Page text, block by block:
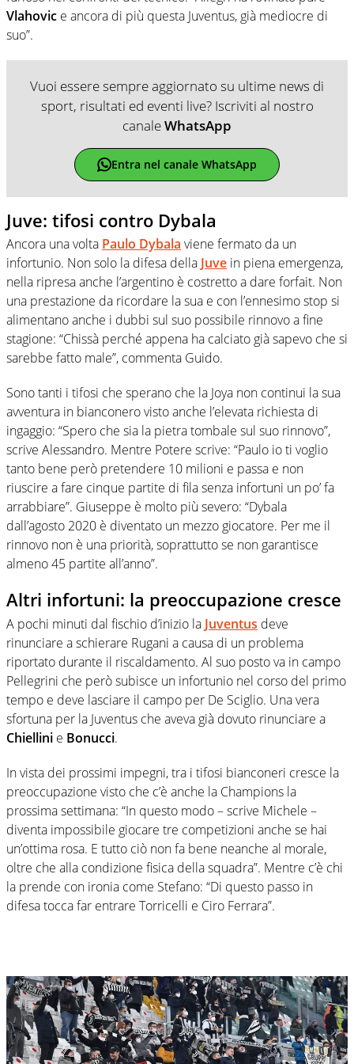
Vlahovic e ancora di più questa Juventus, già mediocre di
suo”.
Vuoi essere sempre aggiornato su ultime news di
sport, risultati ed eventi live? Iscriviti al nostro
canaleWhatsApp
Entra nel canale WhatsApp
Juve: tifosi contro Dybala
Ancora una volta Paulo Dybala viene fermato da un
infortunio. Non solo la difesa della Juve in piena emergenza,
nella ripresa anche l’argentino è costretto a dare forfait. Non
una prestazione da ricordare la sua e con l’ennesimo stop si
alimentano anche i dubbi sul suo possibile rinnovo a fine
stagione: “Chissà perché appena ha calciato già sapevo che si
sarebbe fatto male”, commenta Guido.
Sono tanti i tifosi che sperano che la Joya non continui la sua
avventura in bianconero visto anche l’elevata richiesta di
ingaggio: “Spero che sia la pietra tombale sul suo rinnovo”,
scrive Alessandro. Mentre Potere scrive: “Paulo io ti voglio
tanto bene però pretendere 10 milioni e passa e non
riuscire a fare cinque partite di fila senza infortuni un po’ fa
arrabbiare”. Giuseppe è molto più severo: “Dybala
dall’agosto 2020 è diventato un mezzo giocatore. Per me il
rinnovo non è una priorità, soprattutto se non garantisce
almeno 45 partite all’anno”.
Altri infortuni: la preoccupazione cresce
A pochi minuti dal fischio d’inizio la Juventus deve
rinunciare a schierare Rugani a causa di un problema
riportato durante il riscaldamento. Al suo posto va in campo
Pellegrini che però subisce un infortunio nel corso del primo
tempo e deve lasciare il campo per De Sciglio. Una vera
sfortuna per la Juventus che aveva già dovuto rinunciare a
Chiellini e Bonucci.
In vista dei prossimi impegni, tra i tifosi bianconeri cresce la
preoccupazione visto che c’è anche la Champions la
prossima settimana: “In questo modo – scrive Michele –
diventa impossibile giocare tre competizioni anche se hai
un’ottima rosa. E tutto ciò non fa bene neanche al morale,
oltre che alla condizione fisica della squadra”. Mentre c’è chi
la prende con ironia come Stefano: “Di questo passo in
difesa tocca far entrare Torricelli e Ciro Ferrara”.